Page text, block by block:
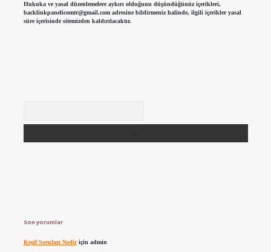
Hukuka ve yasal düzenlemelere aykırı olduğunu düşündüğünüz içerikleri,
backlinkpanelicomtr@gmail.comadresine bildirmeniz halinde, ilgili içerikler yasal
süre içerisinde sitemizden kaldırılacaktır.
Son yorumlar
Keşif Soruları Nediriçin admin